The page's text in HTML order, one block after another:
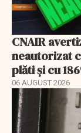
CNAIR
neautorizat
plăti și cu
06 AUGUST 2026